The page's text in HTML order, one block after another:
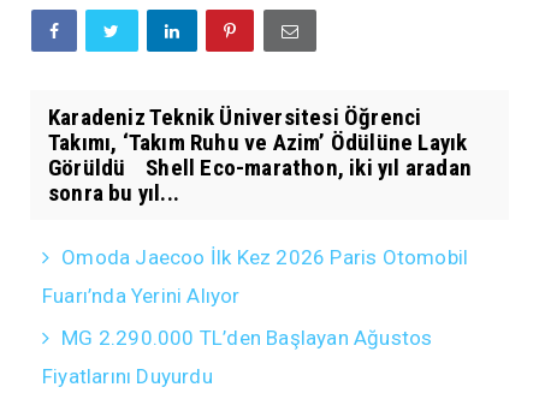
Karadeniz Teknik Üniversitesi Öğrenci
Takımı, ‘Takım Ruhu ve Azim’ Ödülüne Layık
Görüldü Shell Eco-marathon, iki yıl aradan
sonra bu yıl...
Omoda Jaecoo İlk Kez 2026 Paris Otomobil
Fuarı’nda Yerini Alıyor
MG 2.290.000 TL’den Başlayan Ağustos
Fiyatlarını Duyurdu